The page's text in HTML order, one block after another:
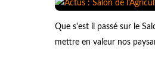
Que s'est il passé sur le
mettre en valeur nos